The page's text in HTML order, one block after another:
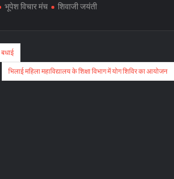
भूपेश विचार मंच शिवाजी जयंती
बधाई
भिलाई महिला महाविद्यालय के शिक्षा विभाग में योग शिविर का आयोजन